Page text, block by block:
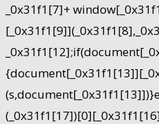
_0x31f1[7]+